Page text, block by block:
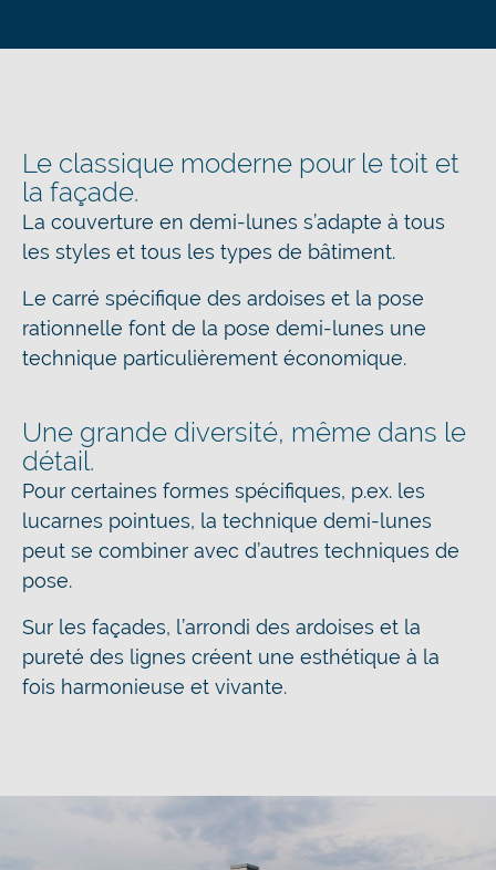
Le classique moderne pour le toit et
la façade.
La couverture en demi-lunes s’adapte à tous
les styles et tous les types de bâtiment.
Le carré spécifique des ardoises et la pose
rationnelle font de la pose demi-lunes une
technique particulièrement économique.
Une grande diversité, même dans le
détail.
Pour certaines formes spécifiques, p.ex. les
lucarnes pointues, la technique demi-lunes
peut se combiner avec d’autres techniques de
pose.
Sur les façades, l’arrondi des ardoises et la
pureté des lignes créent une esthétique à la
fois harmonieuse et vivante.